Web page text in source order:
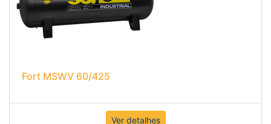
Fort MSWV 60/425
Ver detalhes